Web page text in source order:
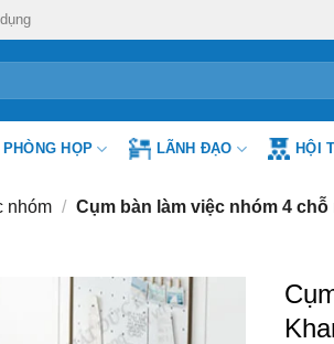
PHÒNG HỌP LÃNH ĐẠO HỘI
nhóm / Cụm bàn làm việc nhóm 4